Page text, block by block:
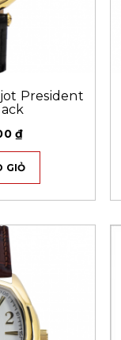
President
₫
GIỎ